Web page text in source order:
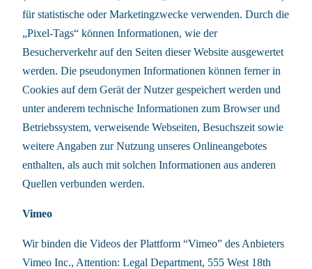
für statistische oder Marketingzwecke verwenden. Durch die
„Pixel-Tags“ können Informationen, wie der
Besucherverkehr auf den Seiten dieser Website ausgewertet
werden. Die pseudonymen Informationen können ferner in
Cookies auf dem Gerät der Nutzer gespeichert werden und
unter anderem technische Informationen zum Browser und
Betriebssystem, verweisende Webseiten, Besuchszeit sowie
weitere Angaben zur Nutzung unseres Onlineangebotes
enthalten, als auch mit solchen Informationen aus anderen
Quellen verbunden werden.
Vimeo
Wir binden die Videos der Plattform “Vimeo” des Anbieters
Vimeo Inc., Attention: Legal Department, 555 West 18th